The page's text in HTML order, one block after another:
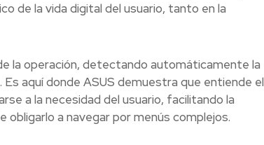
de la vida digital del usuario, tanto en la
la operación, detectando automáticamente la
aquí donde ASUS demuestra que entiende el
a la necesidad del usuario, facilitando la
obligarlo a navegar por menús complejos.